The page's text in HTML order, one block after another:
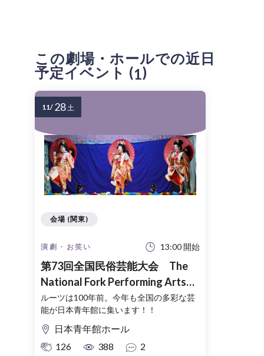
この劇場・ホールでの近日
予定イベント (1)
演劇・お笑い 13:00 開始
第73回全国民俗芸能大会 The
National Fork Performing Arts
Festival
ルーツは100年前。今年も全国の多彩な芸
能が日本青年館に集います！！
日本青年館ホール
126
388 2
会場 (関東)
11/ 28 土